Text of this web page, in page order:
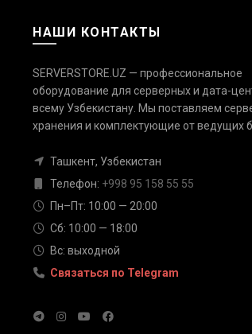
НАШИ КОНТАКТЫ
SERVERSTORE.UZ — профессиональное
оборудование для серверных и дата-
всему Узбекистану. Мы поставляем
хранения и комплектующие от ведущих
Ташкент, Узбекистан
Телефон: +998 95 158 55 55
Пн–Пт: 10:00 — 20:00
Сб: 10:00 — 18:00
Вс: выходной
Связаться по Telegram
Связаться
Ответим
удобный